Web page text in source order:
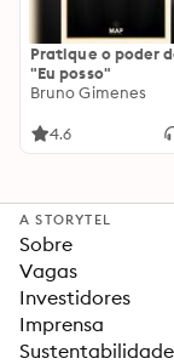
Pratique o poder
"Eu posso"
Bruno Gimenes
4.6
A STORYTEL
Sobre
Vagas
Investidores
Imprensa
Sustentabilidade